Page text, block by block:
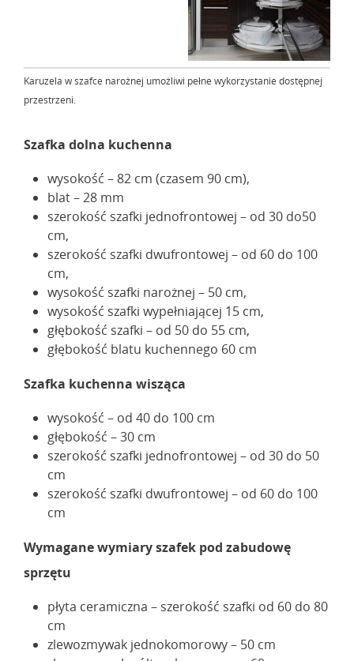
Karuzela w szafce narożnej umożliwi pełne wykorzystanie dostępnej
przestrzeni.
Szafka dolna kuchenna
wysokość – 82 cm (czasem 90 cm),
blat – 28 mm
szerokość szafki jednofrontowej – od 30 do50
cm,
szerokość szafki dwufrontowej – od 60 do 100
cm,
wysokość szafki narożnej – 50 cm,
wysokość szafki wypełniającej 15 cm,
głębokość szafki – od 50 do 55 cm,
głębokość blatu kuchennego 60 cm
Szafka kuchenna wisząca
wysokość – od 40 do 100 cm
głębokość – 30 cm
szerokość szafki jednofrontowej – od 30 do 50
cm
szerokość szafki dwufrontowej – od 60 do 100
cm
Wymagane wymiary szafek pod zabudowę
sprzętu
płyta ceramiczna – szerokość szafki od 60 do 80
cm
zlewozmywak jednokomorowy – 50 cm